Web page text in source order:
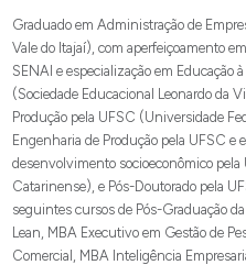
Graduado em Administração de
Vale do Itajaí), com aperfeiçoamento
SENAI e especialização em Educação
(Sociedade Educacional Leonardo da
Produção pela UFSC (Universidade
Engenharia de Produção pela UFSC e
desenvolvimento socioeconômico
Catarinense), e Pós-Doutorado pela
seguintes cursos de Pós-Graduação
Lean, MBA Executivo em Gestão de
Comercial, MBA Inteligência